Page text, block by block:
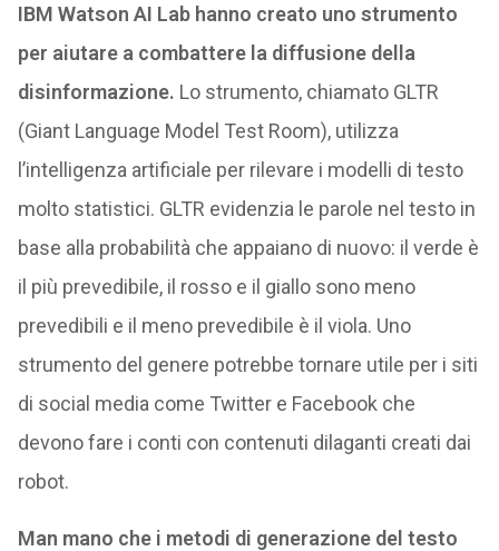
IBM Watson AI Lab hanno creato uno strumento
per aiutare a combattere la diffusione della
disinformazione. Lo strumento, chiamato GLTR
(Giant Language Model Test Room), utilizza
l’intelligenza artificiale per rilevare i modelli di testo
molto statistici. GLTR evidenzia le parole nel testo in
base alla probabilità che appaiano di nuovo: il verde è
il più prevedibile, il rosso e il giallo sono meno
prevedibili e il meno prevedibile è il viola. Uno
strumento del genere potrebbe tornare utile per i siti
di social media come Twitter e Facebook che
devono fare i conti con contenuti dilaganti creati dai
robot.
Man mano che i metodi di generazione del testo